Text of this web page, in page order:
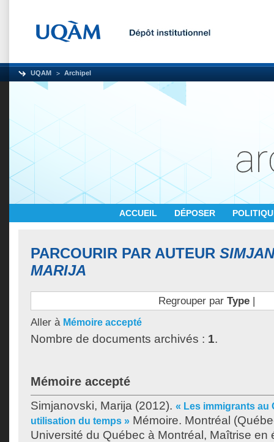
UQAM Archipel
ACCUEIL DÉPOSER
PARCOURIR PAR AUTEUR
MARIJA
Regrouper par Type|
Aller à Mémoire accepté
Nombre de documents archivés : 1.
Mémoire accepté
Simjanovski, Marija (2012). « Les immigrants au
utilisation du temps » Mémoire. Montréal
Université du Québec à Montréal, Maîtrise en